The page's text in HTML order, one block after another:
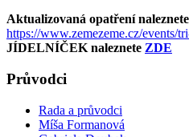
Aktualizovaná opatření
https://www.zemezeme.cz/events/
JÍDELNÍČEK naleznete ZDE
Průvodci
Rada a průvodci
Míša Formanová